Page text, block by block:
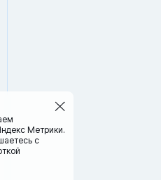
Метрики.
с